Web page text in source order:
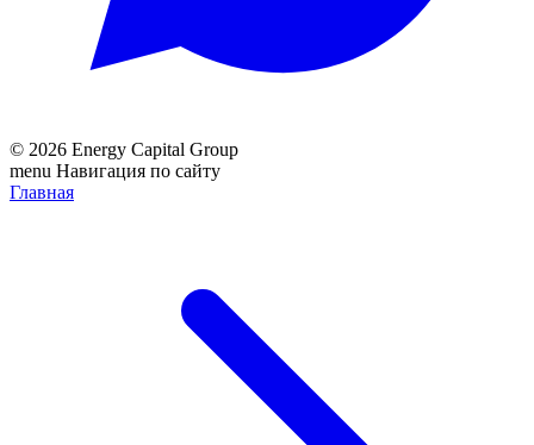
© 2026 Energy Capital Group
menu Навигация по сайту
Главная